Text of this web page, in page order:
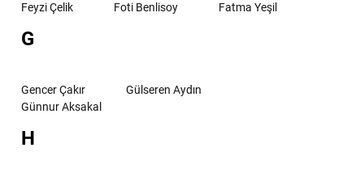
Feyzi Çelik
Foti Benlisoy Fatma Yeşil
G
Gencer Çakır
Gülseren Aydın
Günnur Aksakal
H